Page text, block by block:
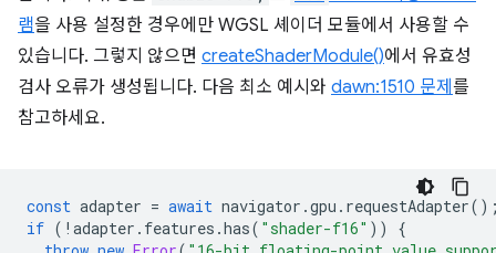
램을 사용 설정한 경우에만 WGSL 셰이더 모듈에서 사용할 수
있습니다. 그렇지 않으면 createShaderModule()에서 유효성
검사 오류가 생성됩니다. 다음 최소 예시와 dawn:1510 문제 를
참고하세요.
const adapter = await navigator .gpu . requestAdapter
if ( ! adapter . features .has( "shader-f16" ))
{